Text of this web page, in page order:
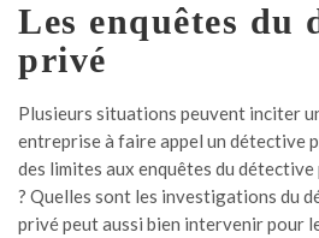
Les enquêtes du
privé
Plusieurs situations peuvent inciter
entreprise à faire appel un détective
des limites aux enquêtes du
? Quelles sont les investigations du
privé peut aussi bien intervenir pour